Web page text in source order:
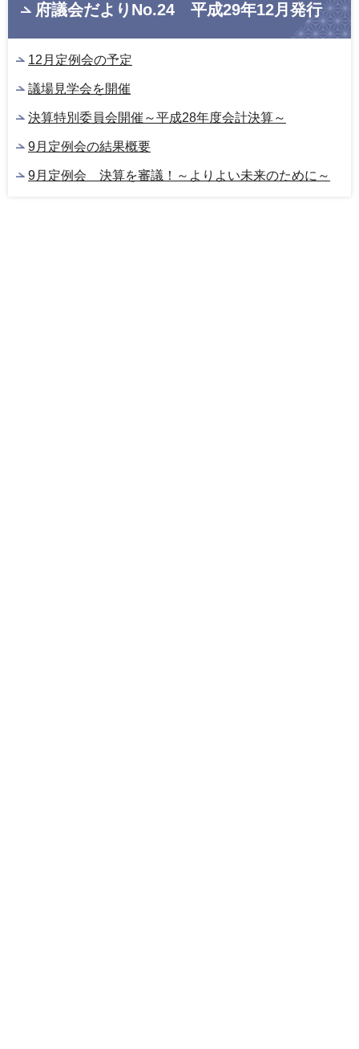
府議会だよりNo.24 平成29年12月発行
12月定例会の予定
議場見学会を開催
決算特別委員会開催～平成28年度会計決算～
9月定例会の結果概要
9月定例会 決算を審議！～よりよい未来のために～